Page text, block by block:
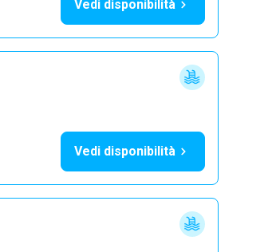
Vedi disponibilità
Vedi disponibilità